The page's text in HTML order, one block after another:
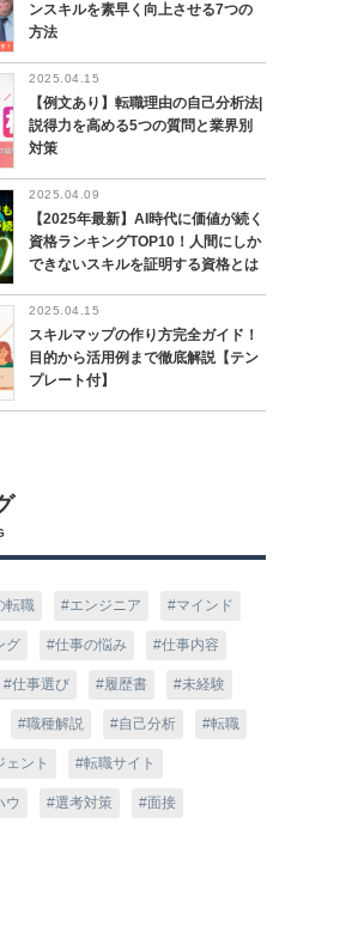
ンスキルを素早く向上させる7つの
方法
2025.04.15
【例文あり】転職理由の自己分析法|
説得力を高める5つの質問と業界別
対策
2025.04.09
【2025年最新】AI時代に価値が続く
資格ランキングTOP10！人間にしか
できないスキルを証明する資格とは
2025.04.15
スキルマップの作り方完全ガイド！
目的から活用例まで徹底解説【テン
プレート付】
転職 エンジニア マインド
グ 仕事の悩み 仕事内容
仕事選び 履歴書 未経験
職種解説 自己分析 転職
ェント 転職サイト
ウ 選考対策 面接